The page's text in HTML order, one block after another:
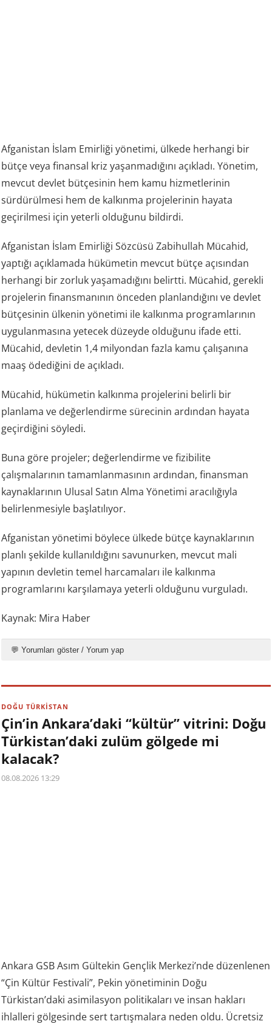
Afganistan İslam Emirliği yönetimi, ülkede herhangi bir
bütçe veya finansal kriz yaşanmadığını açıkladı. Yönetim,
mevcut devlet bütçesinin hem kamu hizmetlerinin
sürdürülmesi hem de kalkınma projelerinin hayata
geçirilmesi için yeterli olduğunu bildirdi.
Afganistan İslam Emirliği Sözcüsü Zabihullah Mücahid,
yaptığı açıklamada hükümetin mevcut bütçe açısından
herhangi bir zorluk yaşamadığını belirtti. Mücahid, gerekli
projelerin finansmanının önceden planlandığını ve devlet
bütçesinin ülkenin yönetimi ile kalkınma programlarının
uygulanmasına yetecek düzeyde olduğunu ifade etti.
Mücahid, devletin 1,4 milyondan fazla kamu çalışanına
maaş ödediğini de açıkladı.
Mücahid, hükümetin kalkınma projelerini belirli bir
planlama ve değerlendirme sürecinin ardından hayata
geçirdiğini söyledi.
Buna göre projeler; değerlendirme ve fizibilite
çalışmalarının tamamlanmasının ardından, finansman
kaynaklarının Ulusal Satın Alma Yönetimi aracılığıyla
belirlenmesiyle başlatılıyor.
Afganistan yönetimi böylece ülkede bütçe kaynaklarının
planlı şekilde kullanıldığını savunurken, mevcut mali
yapının devletin temel harcamaları ile kalkınma
programlarını karşılamaya yeterli olduğunu vurguladı.
Kaynak: Mira Haber
💬 Yorumları göster / Yorum yap
DOĞU TÜRKİSTAN
Çin’in Ankara’daki “kültür” vitrini: Doğu
Türkistan’daki zulüm gölgede mi
kalacak?
08.08.2026 13:29
Ankara GSB Asım Gültekin Gençlik Merkezi’nde düzenlenen
“Çin Kültür Festivali”, Pekin yönetiminin Doğu
Türkistan’daki asimilasyon politikaları ve insan hakları
ihlalleri gölgesinde sert tartışmalara neden oldu. Ücretsiz